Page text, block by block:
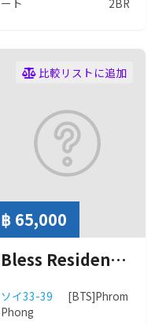
ート
2BR
比較リストに追加
฿ 65,000
Bless Residence ( ブレス レジデンス ）
ソイ33-39
[BTS]Phrom
Phong